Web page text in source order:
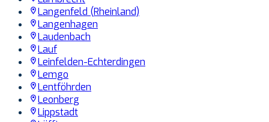
Langenfeld (Rheinland)
Langenhagen
Laudenbach
Lauf
Leinfelden-Echterdingen
Lemgo
Lentföhrden
Leonberg
Lippstadt